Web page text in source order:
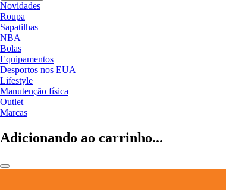
Novidades
Roupa
Sapatilhas
NBA
Bolas
Equipamentos
Desportos nos EUA
Lifestyle
Manutenção física
Outlet
Marcas
Adicionando ao carrinho...